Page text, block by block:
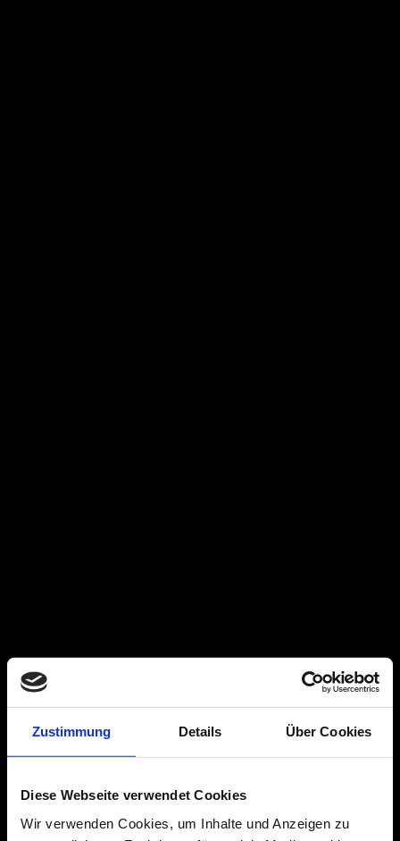
Zustimmung Details Über Cookies
Diese Webseite verwendet Cookies
Wir verwenden Cookies, um Inhalte und Anzeigen zu